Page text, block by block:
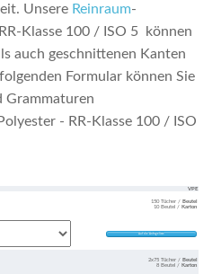
Unsere Reinraum-
Klasse 100 / ISO 5 können
auch geschnittenen Kanten
Formular können Sie
Grammaturen
- RR-Klasse 100 / ISO
VPE
150 Tücher /Beutel
10 Beutel /Karton
2x75 Tücher /Beutel
8 Beutel /Karton